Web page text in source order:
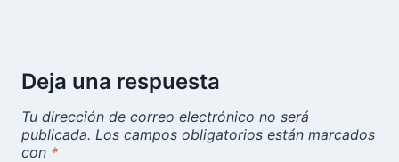
Deja una respuesta
Tu dirección de correo electrónico no será
publicada. Los campos obligatorios están marcados
con *